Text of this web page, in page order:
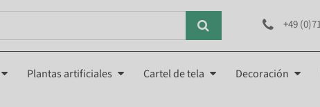
+49
Plantas artificiales Cartel de tela Decoración